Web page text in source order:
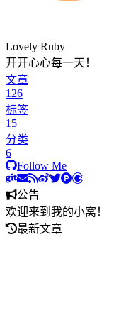
Lovely Ruby
开开心心每一天！
文章
126
标签
15
分类
6
Follow Me
公告
欢迎来到我的小窝！
最新文章